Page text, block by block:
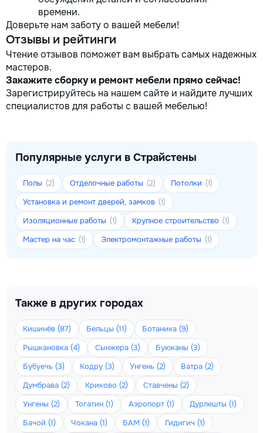
времени.
Доверьте нам заботу о вашей мебели!
Отзывы и рейтинги
Чтение отзывов поможет вам выбрать самых надежных
мастеров.
Закажите сборку и ремонт мебели прямо сейчас!
Зарегистрируйтесь на нашем сайте и найдите лучших
специалистов для работы с вашей мебелью!
Популярные услуги в Страйстены
Полы (2) Отделочные работы (2) Потолки (1)
Установка и ремонт дверей, замков (1)
Изоляционные работы (1) Крупное строительство (1)
Мастер на час (1) Электромонтажные работы (1)
Также в других городах
Кишинёв (87) Бельцы (11)
Ботаника (9)
Рышкановка (4)
Сынжера (3)
Буюканы (3)
Бубуечь (3)
Кодру (3) Унгень (2)
Ватра (2)
Думбрава (2)
Криково (2)
Ставчены (2)
Унгены (2)
Тогатин (1) Аэропорт (1)
Дурлешты (1)
Бачой (1)
Чокана (1) БАМ (1)
Гидигич (1)